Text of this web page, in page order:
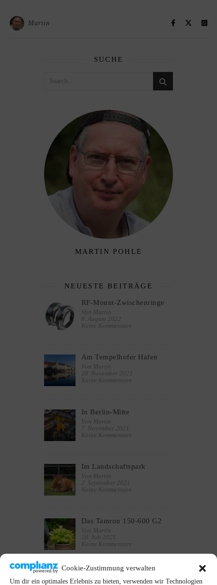
Cookie-Zustimmung verwalten
Um dir ein optimales Erlebnis zu bieten, verwenden wir Technologien
Martin
SUCHE
MARTIN POHLE
NEUESTE BEITRÄGE
RF-Mount-Zwischenringe
Von Martin
8. August 2022
Keine Kommentare
Am Tempelhofer Hafen
Von Martin
28. November 2021
Keine Kommentare
In Berlin-Mitte
Von Martin
7. November 2021
Keine Kommentare
Im Landschaftspark
Von Martin
2. September 2021
Keine Kommentare
Das Tamron 150-600 G2
Von Martin
28. Juli 2021
Keine Kommentare